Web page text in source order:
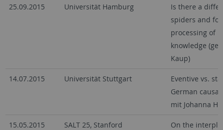
25.09.2015 Universität Hamburg
Is there a
spiders and
processing of
knowledge
Kaup)
14.07.2015 Universität Stuttgart
Eventive vs.
German causal
mit Johanna
15.05.2015
SALT 25, Stanford
On the